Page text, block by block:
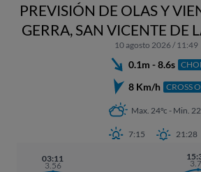
PREVISIÓN DE OLAS Y
GERRA, SAN VICENTE DE
10 agosto 2026 / 11:49
0.1m - 8.6s
8 Km/h CROSS
Max. 24ºc - Min.
7:15 21:28
03:11
3.56